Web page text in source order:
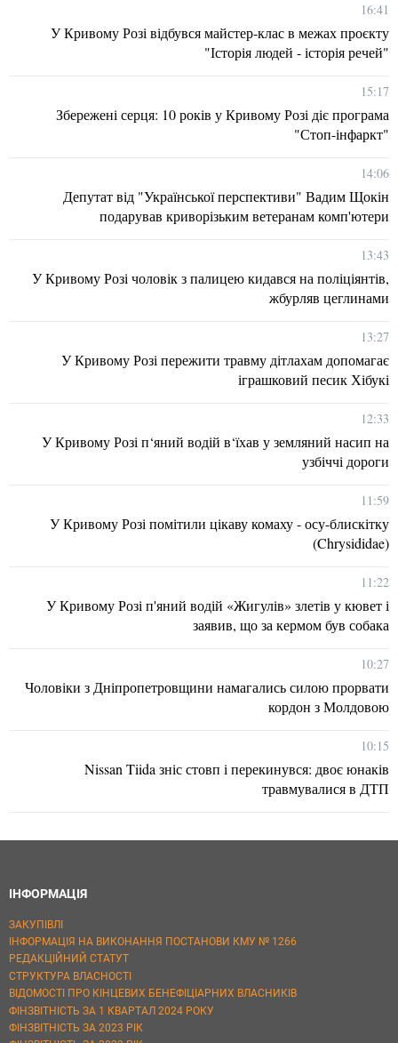
16:41
У Кривому Розі відбувся майстер-клас в межах проєкту
"Історія людей - історія речей"
15:17
Збережені серця: 10 років у Кривому Розі діє програма
"Стоп-інфаркт"
14:06
Депутат від "Української перспективи" Вадим Щокін
подарував криворізьким ветеранам комп'ютери
13:43
У Кривому Розі чоловік з палицею кидався на поліціянтів,
жбурляв цеглинами
13:27
У Кривому Розі пережити травму дітлахам допомагає
іграшковий песик Хібукі
12:33
У Кривому Розі п‘яний водій в‘їхав у земляний насип на
узбіччі дороги
11:59
У Кривому Розі помітили цікаву комаху - осу-блискітку
(Chrysididae)
11:22
У Кривому Розі п'яний водій «Жигулів» злетів у кювет і
заявив, що за кермом був собака
10:27
Чоловіки з Дніпропетровщини намагались силою прорвати
кордон з Молдовою
10:15
Nissan Tiida зніс стовп і перекинувся: двоє юнаків
травмувалися в ДТП
ІНФОРМАЦІЯ
ЗАКУПІВЛІ
ІНФОРМАЦІЯ НА ВИКОНАННЯ ПОСТАНОВИ КМУ № 1266
РЕДАКЦІЙНИЙ СТАТУТ
СТРУКТУРА ВЛАСНОСТІ
ВІДОМОСТІ ПРО КІНЦЕВИХ БЕНЕФІЦІАРНИХ ВЛАСНИКІВ
ФІНЗВІТНІСТЬ ЗА 1 КВАРТАЛ 2024 РОКУ
ФІНЗВІТНІСТЬ ЗА 2023 РІК